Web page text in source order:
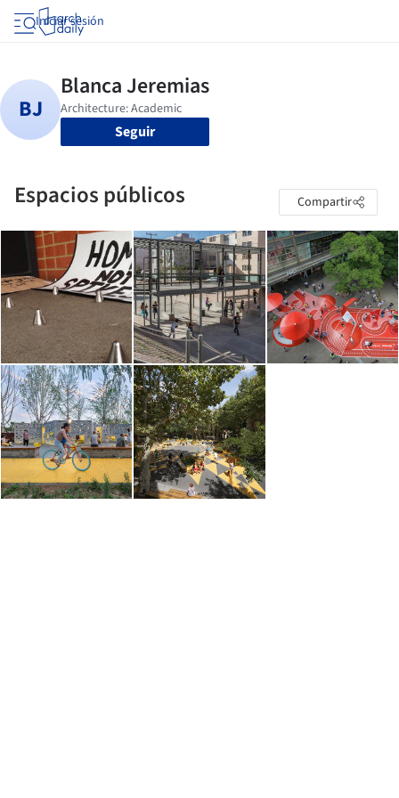
Iniciar sesión
Seguir
Espacios públicos Compartir